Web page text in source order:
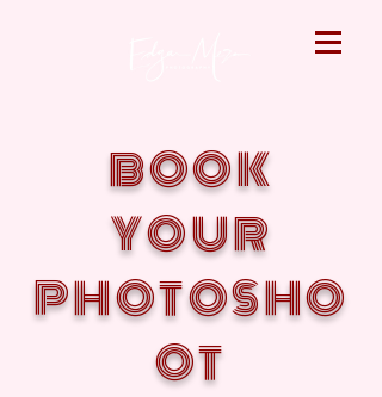
BOOK
YOUR
PHOTOSHO
OT